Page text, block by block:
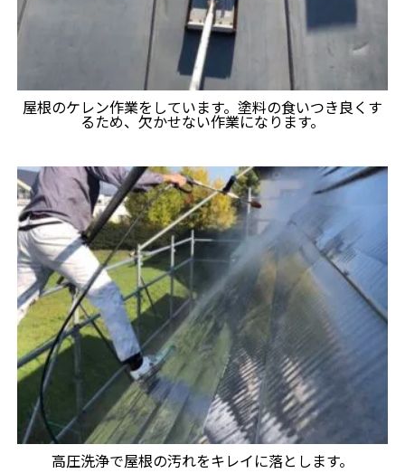
屋根のケレン作業をしています。塗料の食いつき良くす
るため、欠かせない作業になります。
高圧洗浄で屋根の汚れをキレイに落とします。